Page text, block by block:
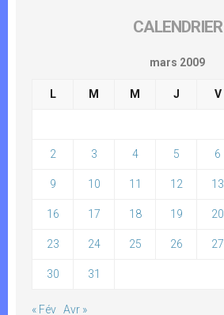
CALENDRIER
mars 2009
L M M J V
2 3 4 5 6
9 10 11 12 13
16 17 18 19 20
23 24 25 26 27
30 31
« Fév Avr »